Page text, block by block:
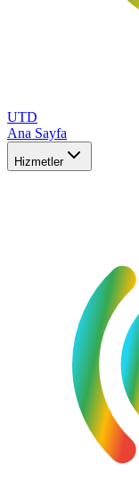
UTD
Ana Sayfa
Hizmetler